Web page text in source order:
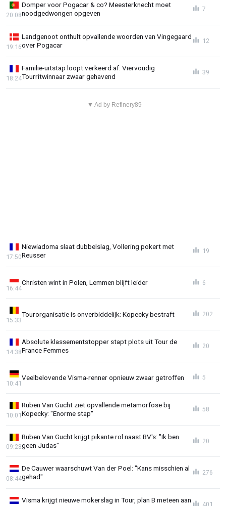
Domper voor Pogacar & co? Meesterknecht moet
noodgedwongen opgeven
20:08
7
Landgenoot onthult opvallende woorden van Vingegaard
over Pogacar
19:16
12
Familie-uitstap loopt verkeerd af: Viervoudig
Tourritwinnaar zwaar gehavend
18:24
39
▼ Ad by Refinery89
Niewiadoma slaat dubbelslag, Vollering pokert met
Reusser
17:50
19
Christen wint in Polen, Lemmen blijft leider
16:44
6
Tourorganisatie is onverbiddelijk: Kopecky bestraft
15:33
202
Absolute klassementstopper stapt plots uit Tour de
France Femmes
14:38
20
Veelbelovende Visma-renner opnieuw zwaar getroffen
10:41
5
Ruben Van Gucht ziet opvallende metamorfose bij
Kopecky: "Enorme stap"
10:01
58
Ruben Van Gucht krijgt pikante rol naast BV's: "Ik ben
geen Judas"
09:23
20
De Cauwer waarschuwt Van der Poel: "Kans misschien al
gehad"
08:44
276
Visma krijgt nieuwe mokerslag in Tour, plan B meteen aan
401